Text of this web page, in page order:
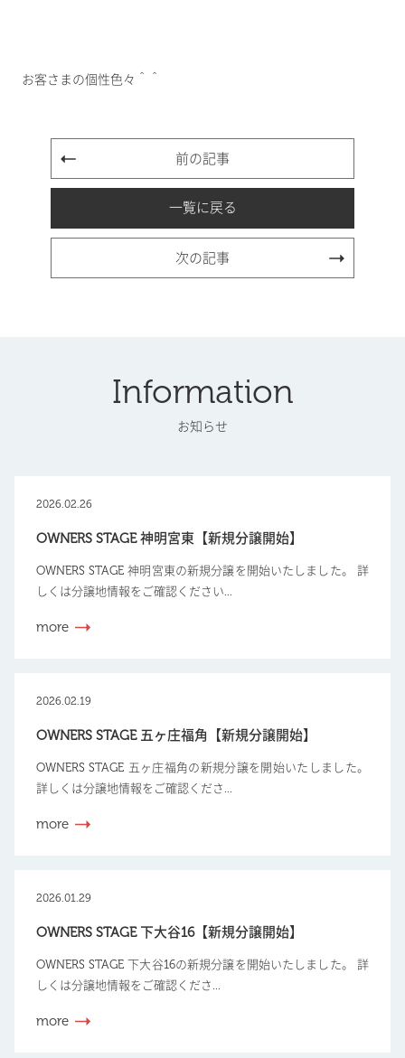
お客さまの個性色々＾＾
前の記事
一覧に戻る
次の記事
Information
お知らせ
2026.02.26
OWNERS STAGE 神明宮東【新規分譲開始】
OWNERS STAGE 神明宮東の新規分譲を開始いたしました。 詳
しくは分譲地情報をご確認ください...
more
2026.02.19
OWNERS STAGE 五ヶ庄福角【新規分譲開始】
OWNERS STAGE 五ヶ庄福角の新規分譲を開始いたしました。
詳しくは分譲地情報をご確認くださ...
more
2026.01.29
OWNERS STAGE 下大谷16【新規分譲開始】
OWNERS STAGE 下大谷16の新規分譲を開始いたしました。 詳
しくは分譲地情報をご確認くださ...
more